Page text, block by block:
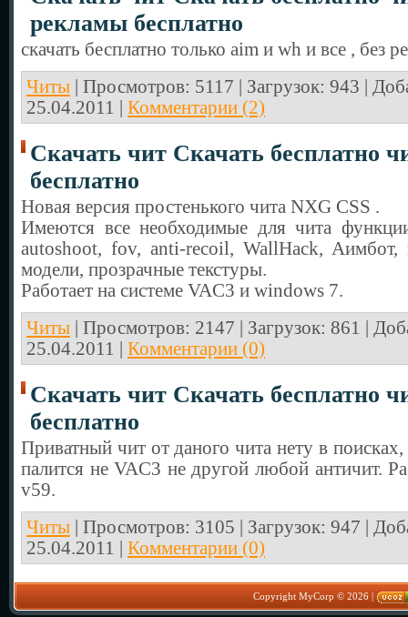
рекламы бесплатно
скачать бесплатно только aim и wh и все , без
Читы | Просмотров: 5117 | Загрузок: 943 |
25.04.2011
Комментарии (2)
Скачать чит Скачать бесплатно
бесплатно
Новая версия простенького чита NXG CSS .
Имеются все необходимые для чита
autoshoot, fov, anti-recoil, WallHack, Аимбот,
модели, прозрачные текстуры.
Работает на системе VAC3 и windows 7.
Читы | Просмотров: 2147 | Загрузок: 861 |
25.04.2011
Комментарии (0)
Скачать чит Скачать бесплатно
бесплатно
Приватный чит от даного чита нету в
палится не VAC3 не другой любой античит.
v59.
Читы | Просмотров: 3105 | Загрузок: 947 |
25.04.2011
Комментарии (0)
Copyright MyCorp © 2026|